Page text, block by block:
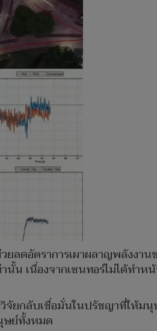
ยลดอัตราการเผาผลาญพลังงา
นั้น เนื่องจากเซนทอร์ไม่ได้ทำห
จัยกลับเชื่อมั่นในปรัชญาที่ให้ม
ษย์ทั้งหมด